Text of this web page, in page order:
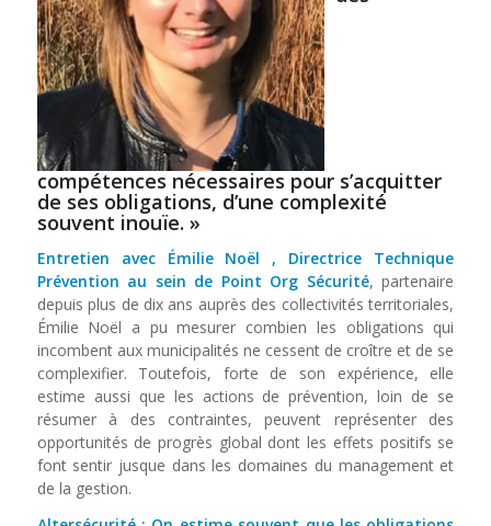
compétences nécessaires pour s’acquitter
de ses obligations, d’une complexité
souvent inouïe. »
Entretien avec Émilie Noël , Directrice Technique
Prévention au sein de Point Org Sécurité, partenaire
depuis plus de dix ans auprès des collectivités territoriales,
Émilie Noël a pu mesurer combien les obligations qui
incombent aux municipalités ne cessent de croître et de se
complexifier. Toutefois, forte de son expérience, elle
estime aussi que les actions de prévention, loin de se
résumer à des contraintes, peuvent représenter des
opportunités de progrès global dont les effets positifs se
font sentir jusque dans les domaines du management et
de la gestion.